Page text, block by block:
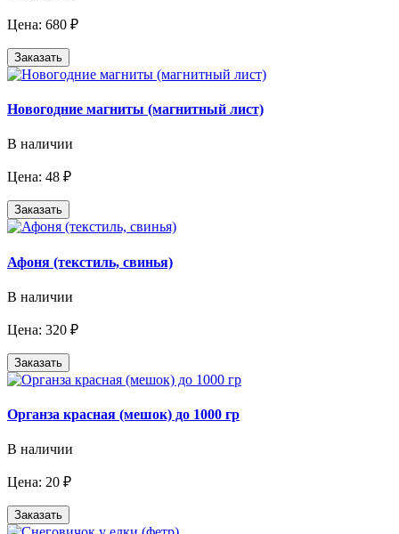
Цена: 680 ₽
Заказать
Новогодние магниты (магнитный лист)
В наличии
Цена: 48 ₽
Заказать
Афоня (текстиль, свинья)
В наличии
Цена: 320 ₽
Заказать
Органза красная (мешок) до 1000 гр
В наличии
Цена: 20 ₽
Заказать